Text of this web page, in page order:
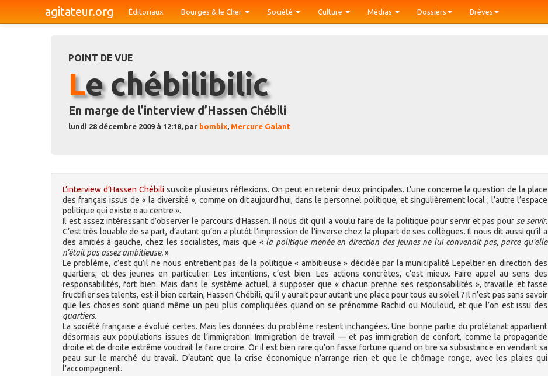
agitateur.org Éditoriaux Bourges & le Cher Société Culture Médias Dossiers Brèves
POINT DE VUE
Le chébilibilic
En marge de l’interview d’Hassen Chébili
lundi 28 décembre 2009 à 12:18, par bombix, Mercure Galant
L’interview d’Hassen Chébili suscite plusieurs réflexions. On peut en retenir deux principales. L’une concerne la question de la place
des français issus de « la diversité », comme on dit aujourd’hui, dans le personnel politique, et singulièrement local ; l’autre l’espace
politique qui existe « au centre ».
Il est assez intéressant d’observer le parcours d’Hassen. Il nous dit qu’il a voulu faire de la politique pour servir et pas pourse servir.
C’est très louable de sa part, d’autant qu’on a plutôt l’impression de l’inverse chez la plupart de ses collègues. Il nous dit aussi qu’il a
des amitiés à gauche, chez les socialistes, mais que « la politique menée en direction des jeunes ne lui convenait pas, parce qu’elle
n’était pas assez ambitieuse.»
Le problème, c’est qu’il ne nous entretient pas de la politique « ambitieuse » décidée par la municipalité Lepeltier en direction des
quartiers, et des jeunes en particulier. Les intentions, c’est bien. Les actions concrètes, c’est mieux. Faire appel au sens des
responsabilités, fort bien. Mais dans le système actuel, à supposer que « chacun prenne ses responsabilités », travaille et fasse
fructifier ses talents, est-il bien certain, Hassen Chébili, qu’il y aurait pour autant une place pour tous au soleil ? Il n’est pas sans savoir
que les choses sont quand même un peu plus compliquées quand on se prénomme Rachid ou Mouloud, et que l’on est issu des
quartiers.
La société française a évolué certes. Mais les données du problème restent inchangées. Une bonne partie du prolétariat appartient
désormais aux populations issues de l’immigration. Immigration de travail — et pas immigration de confort, comme la propagande
droite et de droite extrême voudrait le faire croire. Or il est bien rare qu’on fasse fortune quand on tire sa subsistance en vendant sa
peau sur le marché du travail. D’autant que la crise économique n’arrange rien et que le chômage ronge, avec les plaies qui
l’accompagnent.